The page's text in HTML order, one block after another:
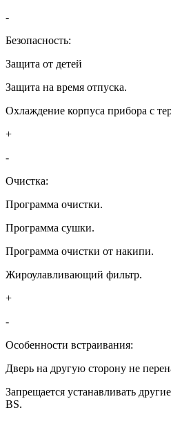
-
Безопасность:
Защита от детей
Защита на время отпуска.
Охлаждение корпуса прибора с
+
-
Очистка:
Программа очистки.
Программа сушки.
Программа очистки от накипи.
Жироулавливающий фильтр.
+
-
Особенности встраивания:
Дверь на другую сторону не
Запрещается устанавливать
BS.